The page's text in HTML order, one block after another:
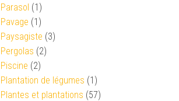
Parasol (1)
Pavage (1)
Paysagiste (3)
Pergolas (2)
Piscine (2)
Plantation de légumes (1)
Plantes et plantations (57)